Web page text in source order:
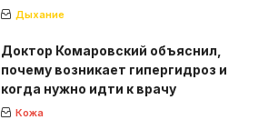
Дыхание
Доктор Комаровский объяснил,
почему возникает гипергидроз и
когда нужно идти к врачу
Кожа